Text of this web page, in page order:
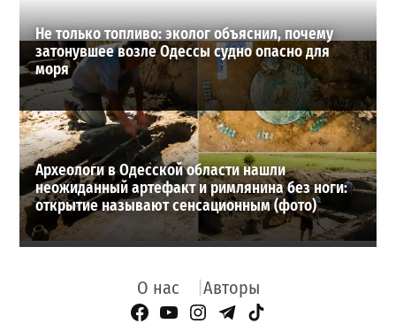
Не только топливо: эколог объяснил, почему
затонувшее возле Одессы судно опасно для
моря
Археологи в Одесской области нашли
неожиданный артефакт и римлянина без ноги:
открытие называют сенсационным (фото)
О нас Авторы
Facebook Page
YouTube
Instagram
Telegram
TikTok